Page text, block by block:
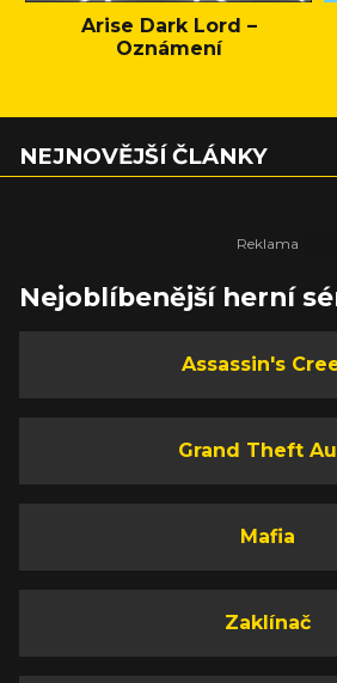
Arise Dark Lord –
Oznámení
NEJNOVĚJŠÍ ČLÁNKY
Nejoblíbenější herní
Assassin's
Grand Theft
Mafia
Zaklínač